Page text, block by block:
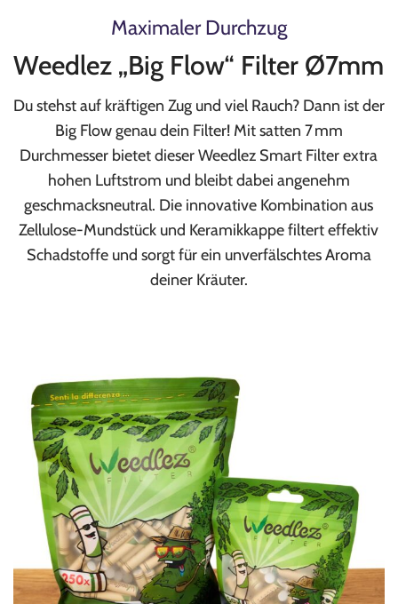
Maximaler Durchzug
Weedlez „Big Flow“ Filter Ø7mm
Du stehst auf kräftigen Zug und viel Rauch? Dann ist der
Big Flow genau dein Filter! Mit satten 7 mm
Durchmesser bietet dieser Weedlez Smart Filter extra
hohen Luftstrom und bleibt dabei angenehm
geschmacksneutral. Die innovative Kombination aus
Zellulose-Mundstück und Keramikkappe filtert effektiv
Schadstoffe und sorgt für ein unverfälschtes Aroma
deiner Kräuter.